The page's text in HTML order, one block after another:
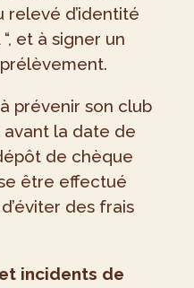
d’identité
et à signer un
à prévenir son club
avant la date de
de chèque
être effectué
des frais
incidents de